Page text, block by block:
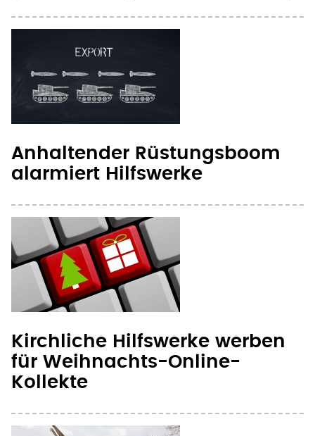
Anhaltender Rüstungsboom
alarmiert Hilfswerke
Kirchliche Hilfswerke werben
für Weihnachts-Online-
Kollekte